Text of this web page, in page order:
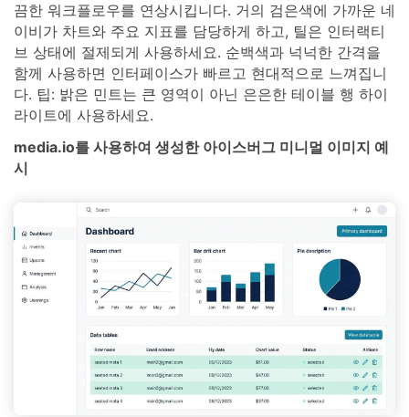
끔한 워크플로우를 연상시킵니다. 거의 검은색에 가까운 네
이비가 차트와 주요 지표를 담당하게 하고, 틸은 인터랙티
브 상태에 절제되게 사용하세요. 순백색과 넉넉한 간격을
함께 사용하면 인터페이스가 빠르고 현대적으로 느껴집니
다. 팁: 밝은 민트는 큰 영역이 아닌 은은한 테이블 행 하이
라이트에 사용하세요.
media.io를 사용하여 생성한 아이스버그 미니멀 이미지 예
시